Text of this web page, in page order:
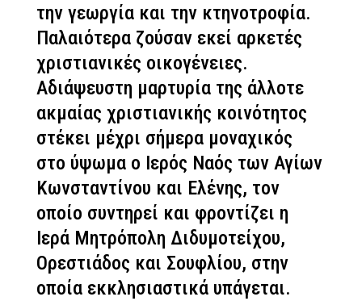
την γεωργία και την κτηνοτροφία.
Παλαιότερα ζούσαν εκεί αρκετές
χριστιανικές οικογένειες.
Αδιάψευστη μαρτυρία της άλλοτε
ακμαίας χριστιανικής κοινότητος
στέκει μέχρι σήμερα μοναχικός
στο ύψωμα ο Ιερός Ναός των Αγίων
Κωνσταντίνου και Ελένης, τον
οποίο συντηρεί και φροντίζει η
Ιερά Μητρόπολη Διδυμοτείχου,
Ορεστιάδος και Σουφλίου, στην
οποία εκκλησιαστικά υπάγεται.